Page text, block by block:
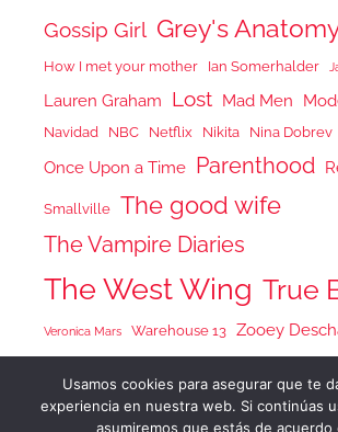
Gossip Girl Grey's
How I met your mother Ian Somerhalder
Lauren Graham Lost Mad Men
Navidad NBC Netflix Nikita Nina Dobrev
Once Upon a Time Parenthood
Smallville The good wife
The Vampire Diaries
The West Wing True
Veronica Mars Warehouse 13 Zooey
Usamos cookies para asegurar que te
experiencia en nuestra web. Si continúas
asumiremos que estás de acuerdo